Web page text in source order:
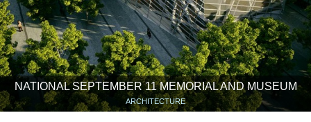
NATIONAL SEPTEMBER 11 MEMORIAL AND MUSEUM
ARCHITECTURE